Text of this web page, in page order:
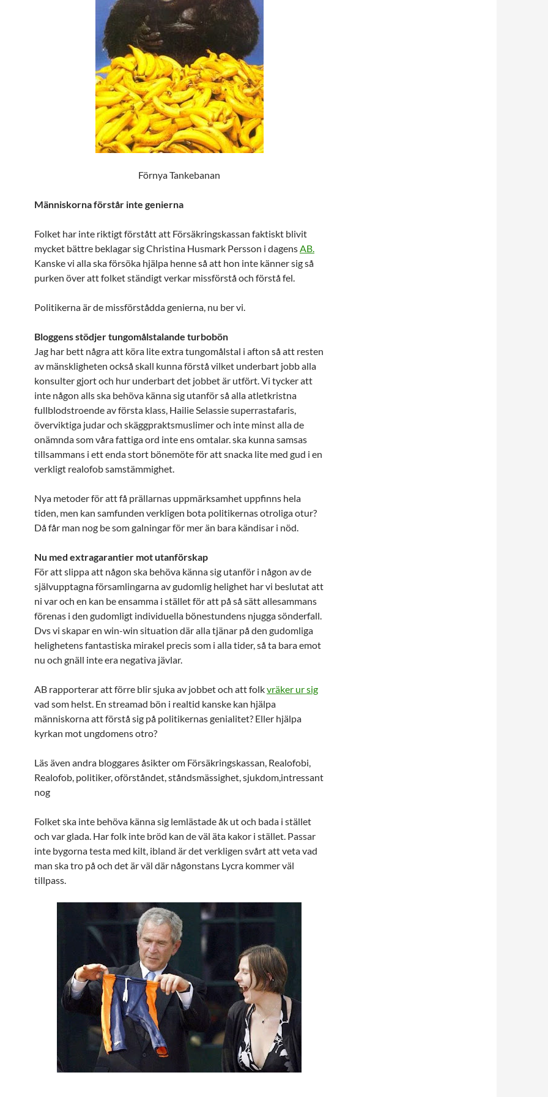
Förnya Tankebanan
Människorna förstår inte genierna
Folket har inte riktigt förstått att Försäkringskassan faktiskt blivit
mycket bättre beklagar sig Christina Husmark Persson i dagensAB.
Kanske vi alla ska försöka hjälpa henne så att hon inte känner sig så
purken över att folket ständigt verkar missförstå och förstå fel.
Politikerna är de missförstådda genierna, nu ber vi.
Bloggens stödjer tungomålstalande turbobön
Jag har bett några att köra lite extra tungomålstal i afton så att resten
av mänskligheten också skall kunna förstå vilket underbart jobb alla
konsulter gjort och hur underbart det jobbet är utfört. Vi tycker att
inte någon alls ska behöva känna sig utanför så alla atletkristna
fullblodstroende av första klass, Hailie Selassie superrastafaris,
överviktiga judar och skäggpraktsmuslimer och inte minst alla de
onämnda som våra fattiga ord inte ens omtalar. ska kunna samsas
tillsammans i ett enda stort bönemöte för att snacka lite med gud i en
verkligt realofob samstämmighet.
Nya metoder för att få prällarnas uppmärksamhet uppfinns hela
tiden, men kan samfunden verkligen bota politikernas otroliga otur?
Då får man nog be som galningar för mer än bara kändisar i nöd.
Nu med extragarantier mot utanförskap
För att slippa att någon ska behöva känna sig utanför i någon av de
självupptagna församlingarna av gudomlig helighet har vi beslutat att
ni var och en kan be ensamma i stället för att på så sätt allesammans
förenas i den gudomligt individuella bönestundens njugga sönderfall.
Dvs vi skapar en win-win situation där alla tjänar på den gudomliga
helighetens fantastiska mirakel precis som i alla tider, så ta bara emot
nu och gnäll inte era negativa jävlar.
AB rapporterar att förre blir sjuka av jobbet och att folkvräker ur sig
vad som helst. En streamad bön i realtid kanske kan hjälpa
människorna att förstå sig på politikernas genialitet? Eller hjälpa
kyrkan mot ungdomens otro?
Läs även andra bloggares åsikter om Försäkringskassan, Realofobi,
Realofob, politiker, oförståndet, ståndsmässighet, sjukdom,intressant
nog
Folket ska inte behöva känna sig lemlästade åk ut och bada i stället
och var glada. Har folk inte bröd kan de väl äta kakor i stället. Passar
inte bygorna testa med kilt, ibland är det verkligen svårt att veta vad
man ska tro på och det är väl där någonstans Lycra kommer väl
tillpass.